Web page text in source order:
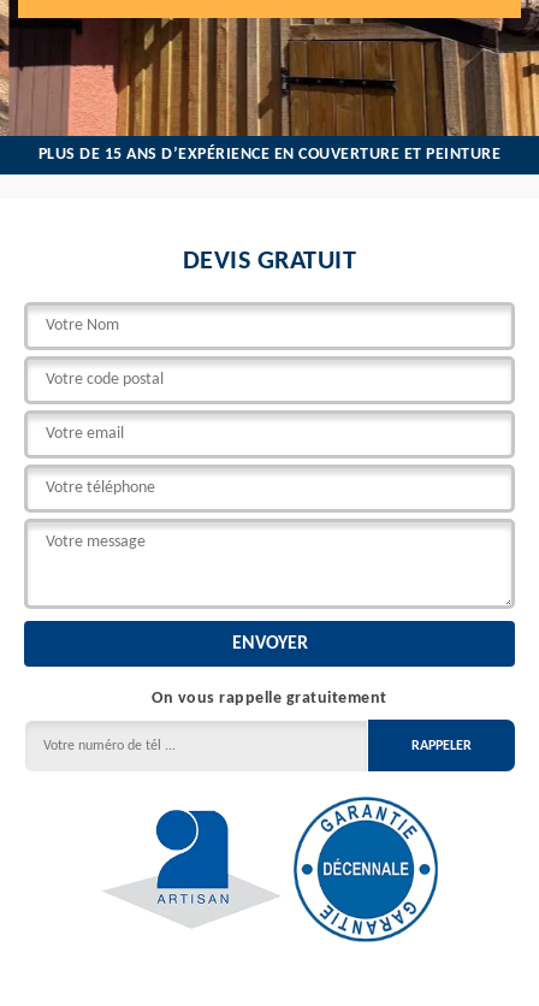
PLUS DE 15 ANS D’EXPÉRIENCE EN COUVERTURE ET PEINTURE
DEVIS GRATUIT
On vous rappelle gratuitement